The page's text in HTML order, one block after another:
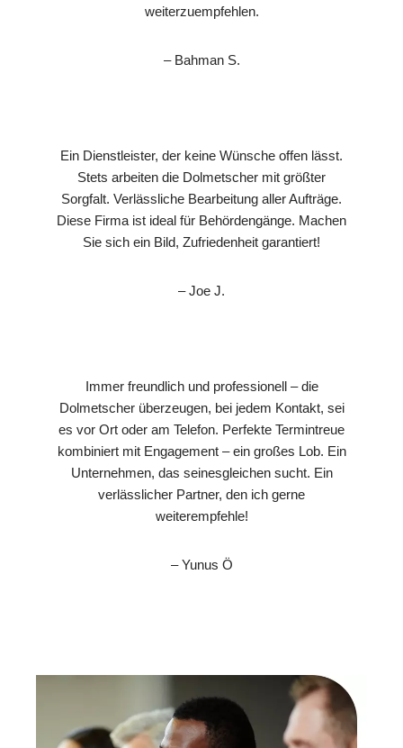
weiterzuempfehlen.
– Bahman S.
Ein Dienstleister, der keine Wünsche offen lässt.
Stets arbeiten die Dolmetscher mit größter
Sorgfalt. Verlässliche Bearbeitung aller Aufträge.
Diese Firma ist ideal für Behördengänge. Machen
Sie sich ein Bild, Zufriedenheit garantiert!
– Joe J.
Immer freundlich und professionell – die
Dolmetscher überzeugen, bei jedem Kontakt, sei
es vor Ort oder am Telefon. Perfekte Termintreue
kombiniert mit Engagement – ein großes Lob. Ein
Unternehmen, das seinesgleichen sucht. Ein
verlässlicher Partner, den ich gerne
weiterempfehle!
– Yunus Ö